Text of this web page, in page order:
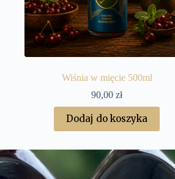
Wiśnia w mięcie 500ml
90,00zł
Dodaj do koszyka